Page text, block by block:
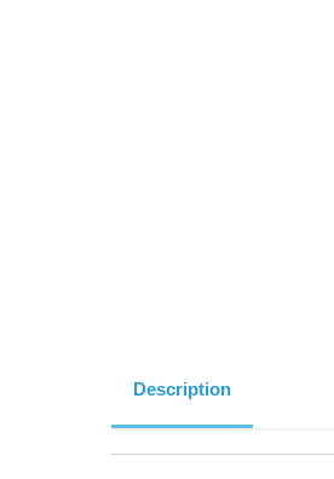
Description